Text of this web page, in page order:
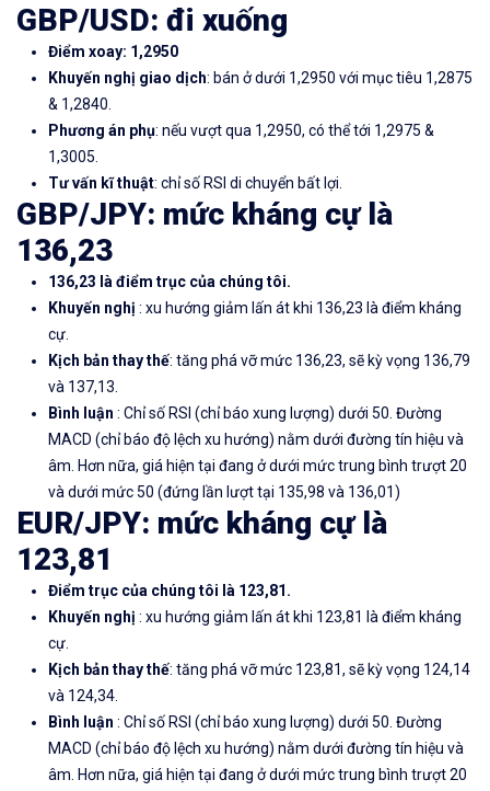
GBP/USD: đi xuống
Điểm xoay: 1,2950
Khuyến nghị giao dịch: bán ở dưới 1,2950 với mục tiêu 1,2875
& 1,2840.
Phương án phụ: nếu vượt qua 1,2950, có thể tới 1,2975 &
1,3005.
Tư vấn kĩ thuật: chỉ số RSI di chuyển bất lợi.
GBP/JPY: mức kháng cự là
136,23
136,23 là điểm trục của chúng tôi.
Khuyến nghị : xu hướng giảm lấn át khi 136,23 là điểm kháng
cự.
Kịch bản thay thế: tăng phá vỡ mức 136,23, sẽ kỳ vọng 136,79
và 137,13.
Bình luận : Chỉ số RSI (chỉ báo xung lượng) dưới 50. Đường
MACD (chỉ báo độ lệch xu hướng) nằm dưới đường tín hiệu và
âm. Hơn nữa, giá hiện tại đang ở dưới mức trung bình trượt 20
và dưới mức 50 (đứng lần lượt tại 135,98 và 136,01)
EUR/JPY: mức kháng cự là
123,81
Điểm trục của chúng tôi là 123,81.
Khuyến nghị : xu hướng giảm lấn át khi 123,81 là điểm kháng
cự.
Kịch bản thay thế: tăng phá vỡ mức 123,81, sẽ kỳ vọng 124,14
và 124,34.
Bình luận : Chỉ số RSI (chỉ báo xung lượng) dưới 50. Đường
MACD (chỉ báo độ lệch xu hướng) nằm dưới đường tín hiệu và
âm. Hơn nữa, giá hiện tại đang ở dưới mức trung bình trượt 20